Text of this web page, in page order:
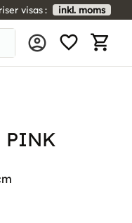
visas inkl. moms
PINK